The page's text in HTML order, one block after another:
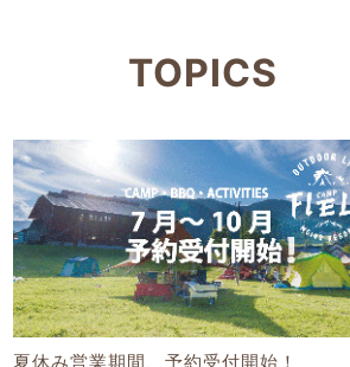
TOPICS
夏休み営業期間、予約受付開始！